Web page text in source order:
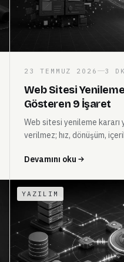
23 TEMMUZ 2026 3
Web Sitesi
Gösteren 9 İşaret
Web sitesi yenileme kararı
verilmez; hız, dönüşüm,
Devamını oku
YAZILIM